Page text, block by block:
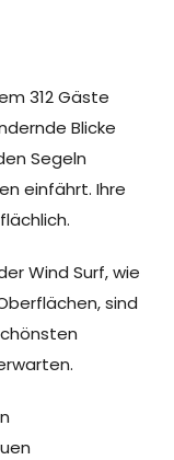
312 Gäste
Blicke
Segeln
einfährt. Ihre
Wind Surf, wie
sind